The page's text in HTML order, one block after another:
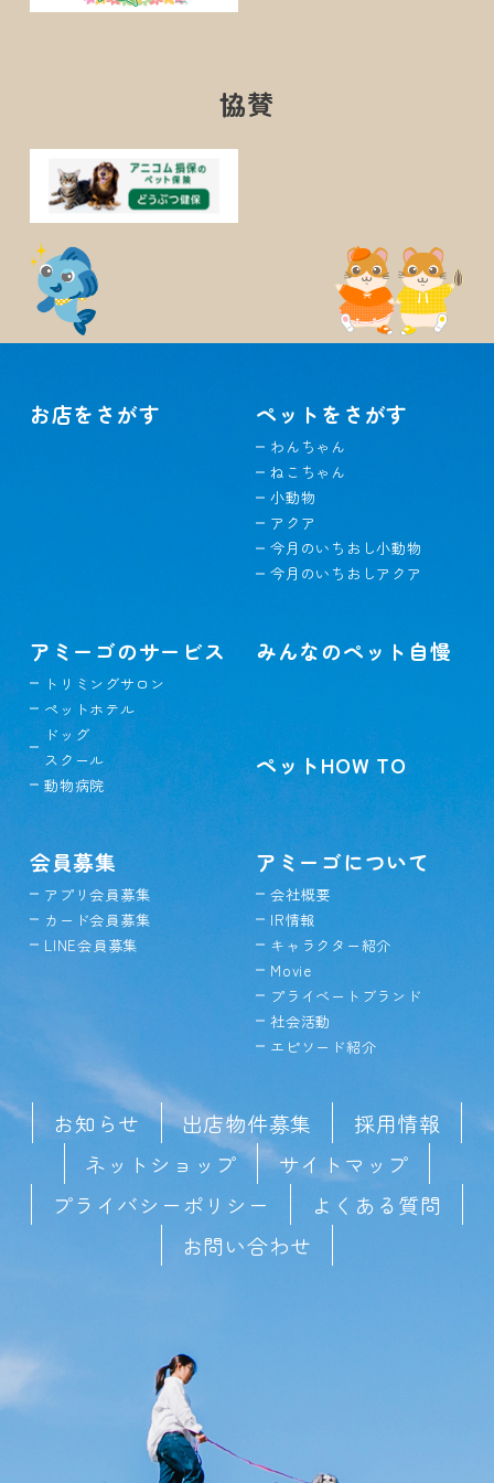
協賛
お店をさがす ペットをさがす
わんちゃん
ねこちゃん
小動物
アクア
今月のいちおし小動物
今月のいちおしアクア
アミーゴのサービス
トリミングサロン
ペットホテル
ドッグ
スクール
動物病院
みんなのペット自慢
ペットHOW TO
会員募集
アプリ会員募集
カード会員募集
LINE会員募集
アミーゴについて
会社概要
IR情報
キャラクター紹介
Movie
プライベートブランド
社会活動
エピソード紹介
お知らせ 出店物件募集
採用情報
ネットショップ
サイトマップ
プライバシーポリシー
よくある質問
お問い合わせ